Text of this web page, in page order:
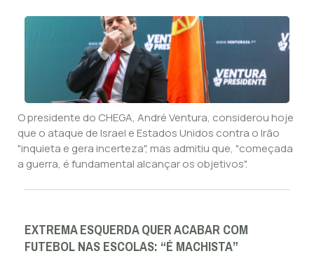
O presidente do CHEGA, André Ventura, considerou hoje
que o ataque de Israel e Estados Unidos contra o Irão
"inquieta e gera incerteza", mas admitiu que, "começada
a guerra, é fundamental alcançar os objetivos".
EXTREMA ESQUERDA QUER ACABAR COM
FUTEBOL NAS ESCOLAS: “É MACHISTA”